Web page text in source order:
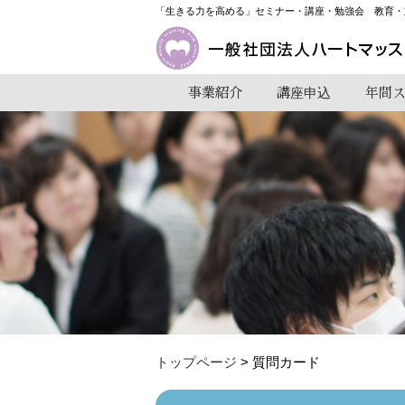
「生きる力を高める」セミナー・講座・勉強会 教育
事業紹介 講座申込 年間
トップページ > 質問カード